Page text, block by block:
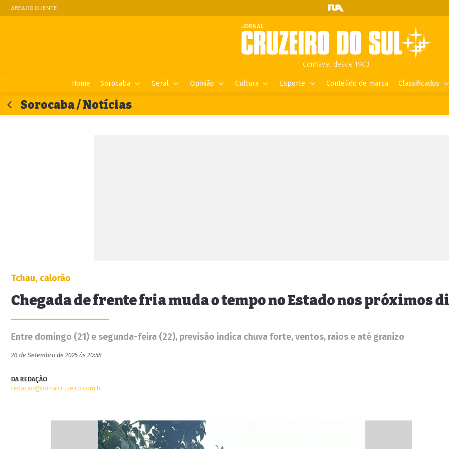
ÁREA DO CLIENTE
Confiável desde 1903.
Home Sorocaba Geral Opinião Cultura Esporte Conteúdo de marca Classificados
Sorocaba / Notícias
Tchau, calorão
Chegada de frente fria muda o tempo no Estado nos próximos
Entre domingo (21) e segunda-feira (22), previsão indica chuva forte, ventos, raios e até granizo
20 de Setembro de 2025 às 20:58
DA REDAÇÃO
redacao@jornalcruzeiro.com.br